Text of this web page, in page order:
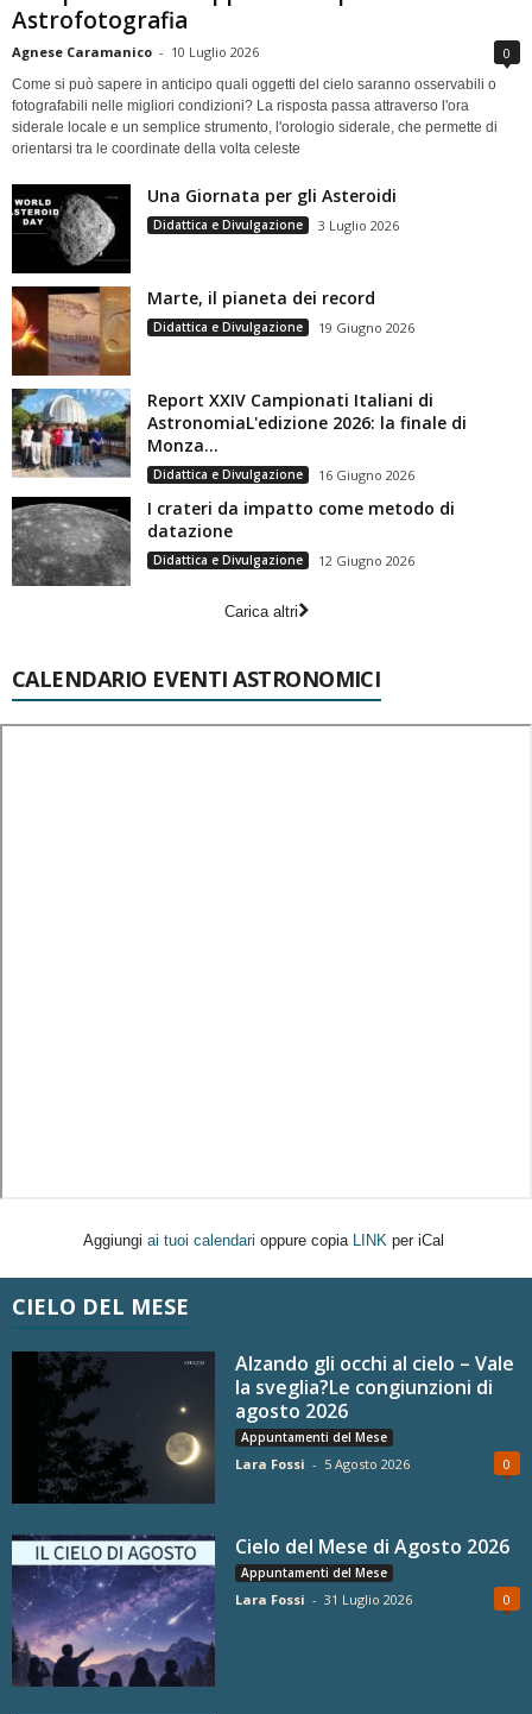
Astrofotografia
Agnese Caramanico - 10 Luglio 2026 0
Come si può sapere in anticipo quali oggetti del cielo saranno osservabili o
fotografabili nelle migliori condizioni? La risposta passa attraverso l'ora
siderale locale e un semplice strumento, l'orologio siderale, che permette di
orientarsi tra le coordinate della volta celeste
Una Giornata per gli Asteroidi
Didattica e Divulgazione 3 Luglio 2026
Marte, il pianeta dei record
Didattica e Divulgazione 19 Giugno 2026
Report XXIV Campionati Italiani di
AstronomiaL'edizione 2026: la finale di
Monza...
Didattica e Divulgazione 16 Giugno 2026
I crateri da impatto come metodo di
datazione
Didattica e Divulgazione 12 Giugno 2026
Carica altri
CALENDARIO EVENTI ASTRONOMICI
Aggiungi ai tuoi calendari oppure copia LINK per iCal
CIELO DEL MESE
Alzando gli occhi al cielo – Vale
la sveglia?Le congiunzioni di
agosto 2026
Appuntamenti del Mese
Lara Fossi - 5 Agosto 2026 0
Cielo del Mese di Agosto 2026
Appuntamenti del Mese
Lara Fossi - 31 Luglio 2026 0